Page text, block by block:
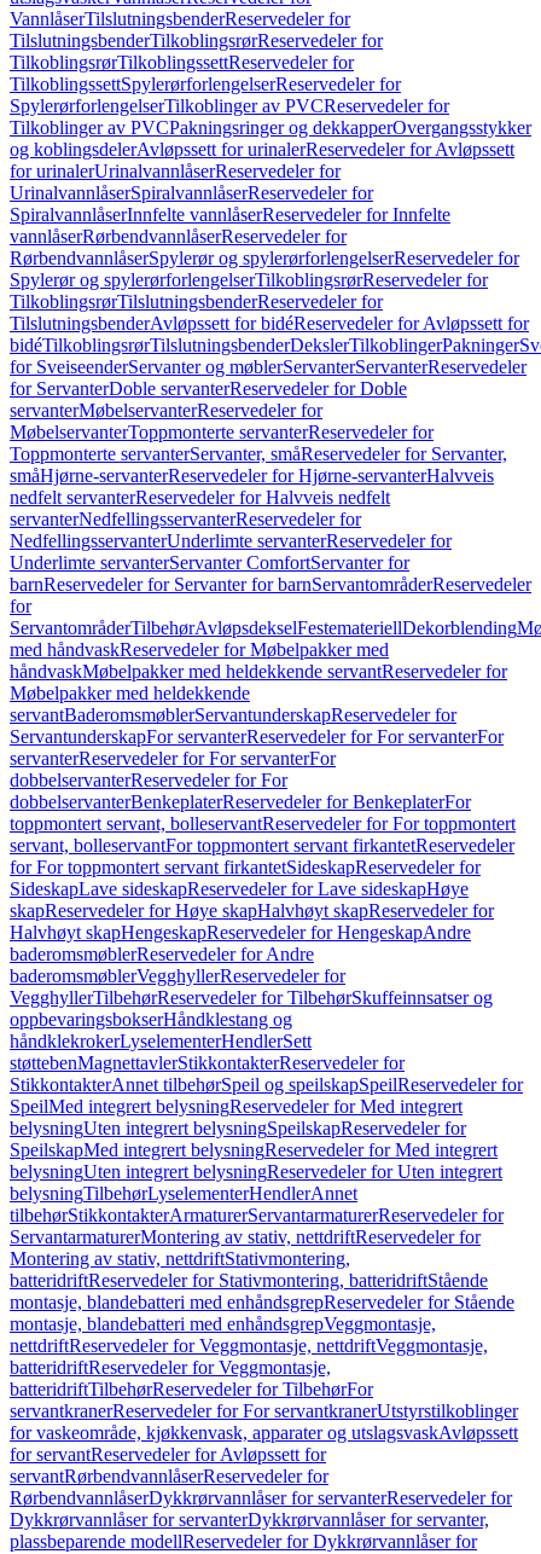
VannlåserTilslutningsbenderReservedeler for
TilslutningsbenderTilkoblingsrørReservedeler for
TilkoblingsrørTilkoblingssettReservedeler for
TilkoblingssettSpylerørforlengelserReservedeler for
SpylerørforlengelserTilkoblinger av PVCReservedeler for
Tilkoblinger av PVCPakningsringer og dekkapperOvergangsstykker
og koblingsdelerAvløpssett for urinalerReservedeler for Avløpssett
for urinalerUrinalvannlåserReservedeler for
UrinalvannlåserSpiralvannlåserReservedeler for
SpiralvannlåserInnfelte vannlåserReservedeler for Innfelte
vannlåserRørbendvannlåserReservedeler for
RørbendvannlåserSpylerør og spylerørforlengelserReservedeler for
Spylerør og spylerørforlengelserTilkoblingsrørReservedeler for
TilkoblingsrørTilslutningsbenderReservedeler for
TilslutningsbenderAvløpssett for bidéReservedeler for Avløpssett for
bidéTilkoblingsrørTilslutningsbenderDekslerTilkoblingerPakninger
for SveiseenderServanter og møblerServanterServanterReservedeler
for ServanterDoble servanterReservedeler for Doble
servanterMøbelservanterReservedeler for
MøbelservanterToppmonterte servanterReservedeler for
Toppmonterte servanterServanter, småReservedeler for Servanter,
småHjørne-servanterReservedeler for Hjørne-servanterHalvveis
nedfelt servanterReservedeler for Halvveis nedfelt
servanterNedfellingsservanterReservedeler for
NedfellingsservanterUnderlimte servanterReservedeler for
Underlimte servanterServanter ComfortServanter for
barnReservedeler for Servanter for barnServantområderReservedeler
for
ServantområderTilbehørAvløpsdekselFestemateriellDekorblending
med håndvaskReservedeler for Møbelpakker med
håndvaskMøbelpakker med heldekkende servantReservedeler for
Møbelpakker med heldekkende
servantBaderomsmøblerServantunderskapReservedeler for
ServantunderskapFor servanterReservedeler for For servanterFor
servanterReservedeler for For servanterFor
dobbelservanterReservedeler for For
dobbelservanterBenkeplaterReservedeler for BenkeplaterFor
toppmontert servant, bolleservantReservedeler for For toppmontert
servant, bolleservantFor toppmontert servant firkantetReservedeler
for For toppmontert servant firkantetSideskapReservedeler for
SideskapLave sideskapReservedeler for Lave sideskapHøye
skapReservedeler for Høye skapHalvhøyt skapReservedeler for
Halvhøyt skapHengeskapReservedeler for HengeskapAndre
baderomsmøblerReservedeler for Andre
baderomsmøblerVegghyllerReservedeler for
VegghyllerTilbehørReservedeler for TilbehørSkuffeinnsatser og
oppbevaringsbokserHåndklestang og
håndklekrokerLyselementerHendlerSett
støttebenMagnettavlerStikkontakterReservedeler for
StikkontakterAnnet tilbehørSpeil og speilskapSpeilReservedeler for
SpeilMed integrert belysningReservedeler for Med integrert
belysningUten integrert belysningSpeilskapReservedeler for
SpeilskapMed integrert belysningReservedeler for Med integrert
belysningUten integrert belysningReservedeler for Uten integrert
belysningTilbehørLyselementerHendlerAnnet
tilbehørStikkontakterArmaturerServantarmaturerReservedeler for
ServantarmaturerMontering av stativ, nettdriftReservedeler for
Montering av stativ, nettdriftStativmontering,
batteridriftReservedeler for Stativmontering, batteridriftStående
montasje, blandebatteri med enhåndsgrepReservedeler for Stående
montasje, blandebatteri med enhåndsgrepVeggmontasje,
nettdriftReservedeler for Veggmontasje, nettdriftVeggmontasje,
batteridriftReservedeler for Veggmontasje,
batteridriftTilbehørReservedeler for TilbehørFor
servantkranerReservedeler for For servantkranerUtstyrstilkoblinger
for vaskeområde, kjøkkenvask, apparater og utslagsvaskAvløpssett
for servantReservedeler for Avløpssett for
servantRørbendvannlåserReservedeler for
RørbendvannlåserDykkrørvannlåser for servanterReservedeler for
Dykkrørvannlåser for servanterDykkrørvannlåser for servanter,
plassbeparende modellReservedeler for Dykkrørvannlåser for